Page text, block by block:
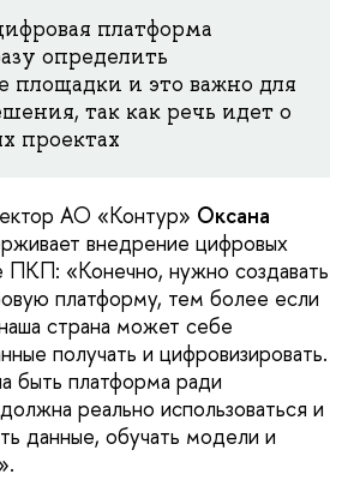
платформа
определить
площадки и это важно для
так как речь идет о
проектах
АО «Контур» Оксана
внедрение цифровых
«Конечно, нужно создавать
платформу, тем более если
страна может себе
получать и цифровизировать.
быть платформа ради
реально использоваться и
данные, обучать модели и